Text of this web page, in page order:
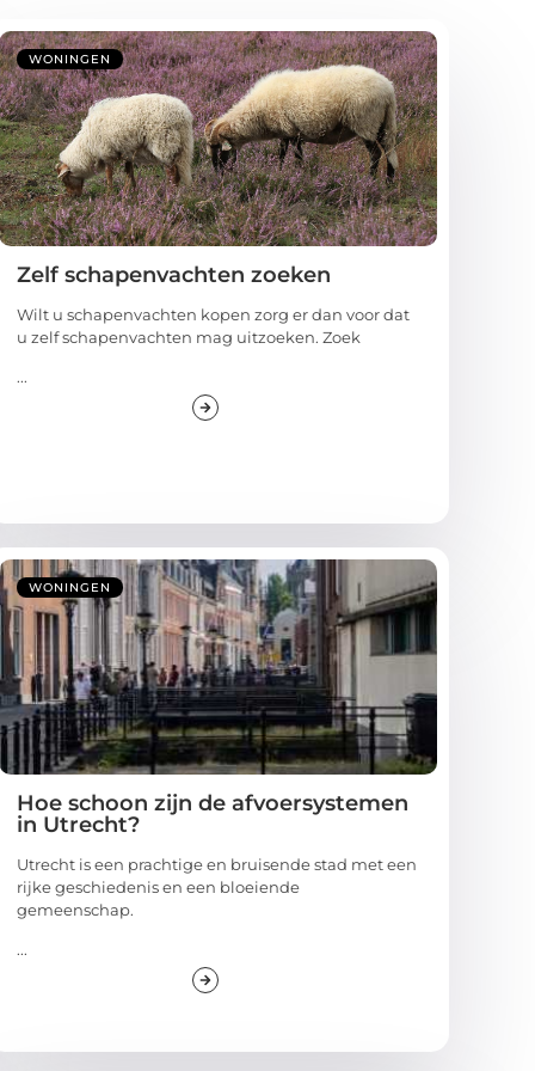
WONINGEN
Zelf schapenvachten zoeken
Wilt u schapenvachten kopen zorg er dan voor dat
u zelf schapenvachten mag uitzoeken. Zoek
...
WONINGEN
Hoe schoon zijn de afvoersystemen
in Utrecht?
Utrecht is een prachtige en bruisende stad met een
rijke geschiedenis en een bloeiende
gemeenschap.
...